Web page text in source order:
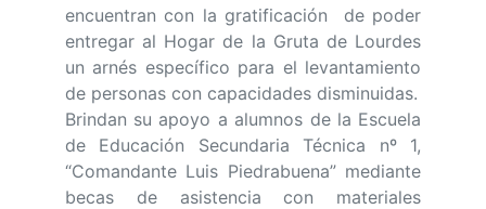
encuentran con la gratificación de poder
entregar al Hogar de la Gruta de Lourdes
un arnés específico para el levantamiento
de personas con capacidades disminuidas.
Brindan su apoyo a alumnos de la Escuela
de Educación Secundaria Técnica nº 1,
“Comandante Luis Piedrabuena” mediante
becas de asistencia con materiales